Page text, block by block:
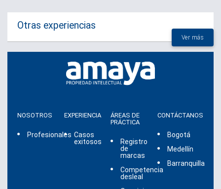
Otras experiencias
Ver más
NOSOTROS
Profesionales
EXPERIENCIA
Casos
exitosos
ÁREAS DE
PRÁCTICA
Registro
de
marcas
Competencia
desleal
CONTÁCTANOS
Bogotá
Medellín
Barranquilla